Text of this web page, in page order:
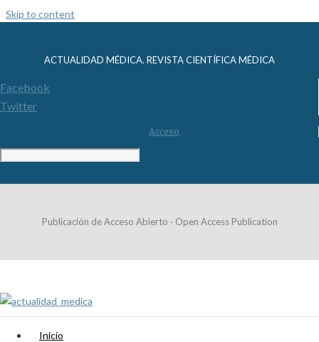
Skip to content
ACTUALIDAD MÉDICA. REVISTA CIENTÍFICA MÉDICA
Facebook
Twitter
Acceso
Publicación de Acceso Abierto · Open Access Publication
Inicio